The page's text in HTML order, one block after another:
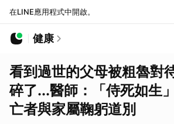
在LINE應用程式中開啟。
健康
看到過世的父母被粗魯對
碎了...醫師：「侍死如生
亡者與家屬鞠躬道別